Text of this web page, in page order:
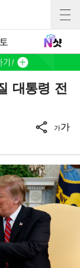
대통령 전
가가